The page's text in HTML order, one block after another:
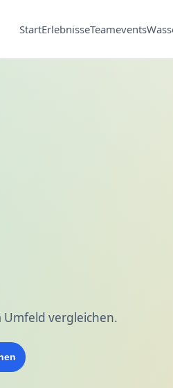
StartErlebnisseTeamevents
vergleichen.